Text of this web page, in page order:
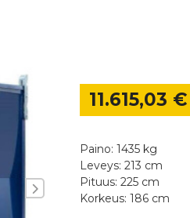
Seuraava
11.615,03 €
Paino: 1435 kg
Leveys: 213 cm
Pituus: 225 cm
Korkeus: 186 cm